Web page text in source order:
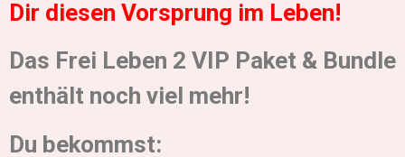
Dir diesen Vorsprung im Leben!
Das Frei Leben 2 VIP Paket & Bundle
enthält noch viel mehr!
Du bekommst: